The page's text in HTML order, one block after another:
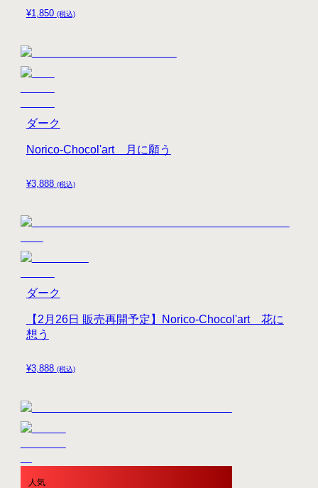
¥1,850 (税込)
¥3,888 (税込)
Norico-Chocol'art 月に願う
ダーク
¥3,888 (税込)
【2月26日 販売再開予定】Norico-Chocol'art 花に
想う
ダーク
人気